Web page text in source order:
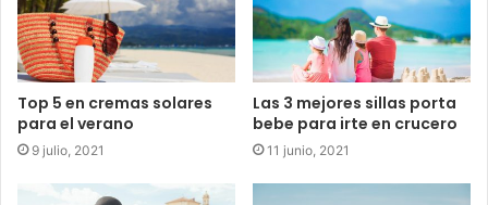
Top 5 en cremas solares
para el verano
9 julio, 2021
Las 3 mejores sillas porta
bebe para irte en crucero
11 junio, 2021